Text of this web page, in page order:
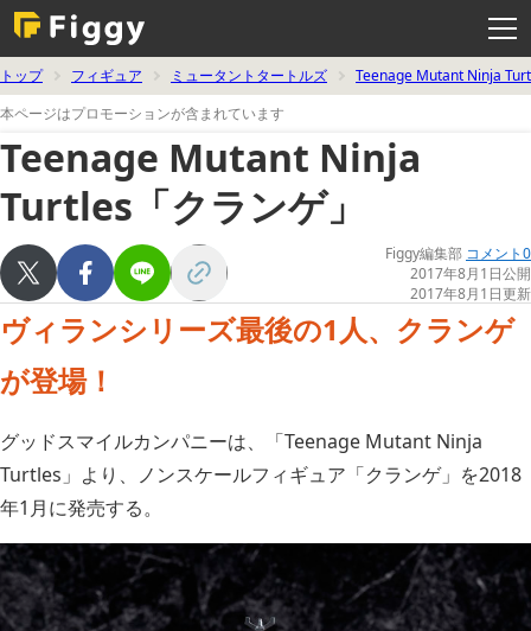
ー
を
開
く
トップ フィギュア ミュータントタートルズ
Teenage Mutant Ninja
本ページはプロモーションが含まれています
Teenage Mutant Ninja
Turtles「クランゲ」
Figgy編集部 コメント0
2017年8月1日公開
2017年8月1日更新
ヴィランシリーズ最後の1人、クランゲ
が登場！
グッドスマイルカンパニーは、「Teenage Mutant Ninja
Turtles」より、ノンスケールフィギュア「クランゲ」を2018
年1月に発売する。